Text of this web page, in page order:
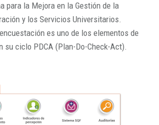
para la Mejora en la Gestión de la
y los Servicios Universitarios.
es uno de los elementos de
su ciclo PDCA (Plan-Do-Check-Act).